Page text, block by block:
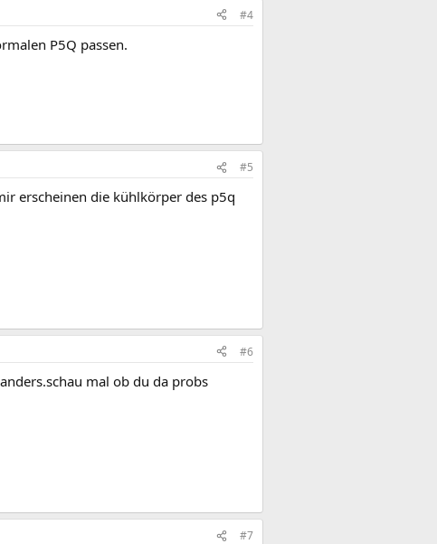
#4
P5Q passen.
#5
erscheinen die kühlkörper des p5q
#6
mal ob du da probs
#7